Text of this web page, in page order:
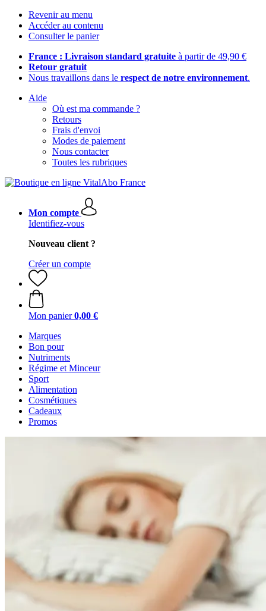
Revenir au menu
Accéder au contenu
Consulter le panier
France : Livraison standard gratuite à partir de 49,90 €
Retour gratuit
Nous travaillons dans le respect de notre environnement.
Aide
Où est ma commande ?
Retours
Frais d'envoi
Modes de paiement
Nous contacter
Toutes les rubriques
Mon compte
Identifiez-vous
Nouveau client ?
Créer un compte
Mon panier 0,00 €
Marques
Bon pour
Nutriments
Régime et Minceur
Sport
Alimentation
Cosmétiques
Cadeaux
Promos